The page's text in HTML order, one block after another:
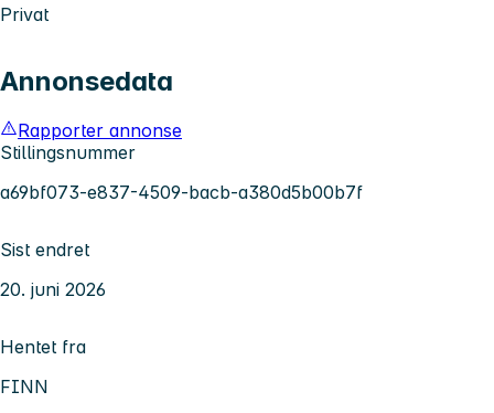
Privat
Annonsedata
Rapporter annonse
Stillingsnummer
a69bf073-e837-4509-bacb-a380d5b00b7f
Sist endret
20. juni 2026
Hentet fra
FINN